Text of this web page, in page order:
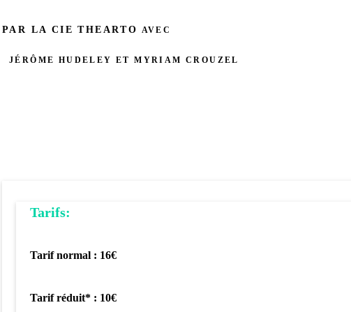
PAR LA CIE THEARTO AVEC
JÉRÔME HUDELEY ET MYRIAM CROUZEL
Tarifs:
Tarif normal : 16€
Tarif réduit* : 10€